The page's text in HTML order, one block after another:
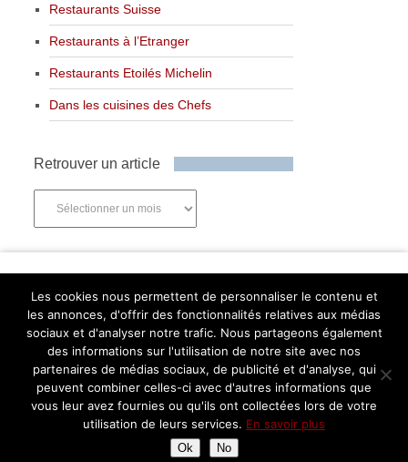
Restaurants Suisse
Restaurants à l’Etranger
Restaurants Etoilés Michelin
Dans les cuisines des Chefs
Retrouver un article
Abonnez-vous
Facebook Twitter Instagram Pinterest
Copyright © 2026.
Les cookies nous permettent de personnaliser le contenu et
les annonces, d'offrir des fonctionnalités relatives aux médias
sociaux et d'analyser notre trafic. Nous partageons également
des informations sur l'utilisation de notre site avec nos
partenaires de médias sociaux, de publicité et d'analyse, qui
peuvent combiner celles-ci avec d'autres informations que
vous leur avez fournies ou qu'ils ont collectées lors de votre
utilisation de leurs services. En savoir plus
Ok No